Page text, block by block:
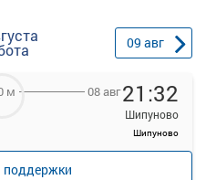
09 авг
м 08 авг21:32
Шипуново
Шипуново
Выбрать